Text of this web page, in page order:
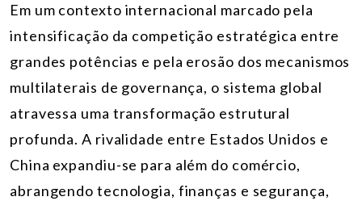
Em um contexto internacional marcado pela
intensificação da competição estratégica entre
grandes potências e pela erosão dos mecanismos
multilaterais de governança, o sistema global
atravessa uma transformação estrutural
profunda. A rivalidade entre Estados Unidos e
China expandiu-se para além do comércio,
abrangendo tecnologia, finanças e segurança,